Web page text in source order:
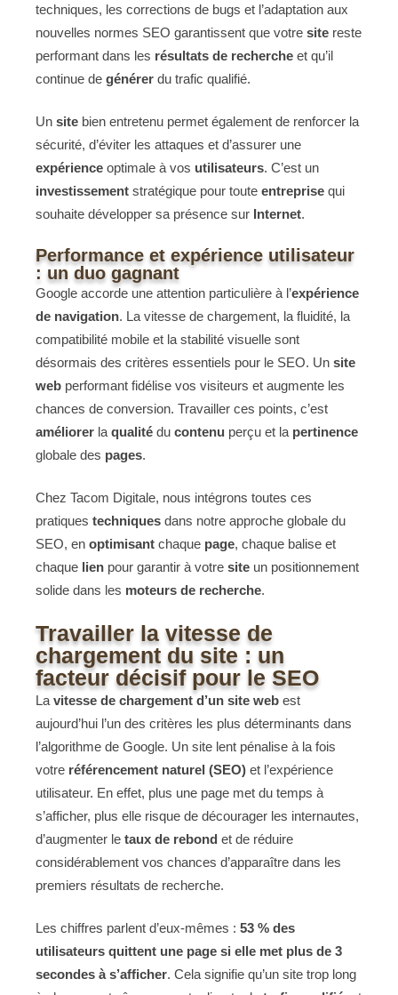
techniques, les corrections de bugs et l’adaptation aux
nouvelles normes SEO garantissent que votre site reste
performant dans les résultats de recherche et qu’il
continue de générer du trafic qualifié.
Un site bien entretenu permet également de renforcer la
sécurité, d’éviter les attaques et d’assurer une
expérience optimale à vos utilisateurs. C’est un
investissement stratégique pour toute entreprise qui
souhaite développer sa présence sur Internet.
Performance et expérience utilisateur
: un duo gagnant
Google accorde une attention particulière à l’expérience
de navigation. La vitesse de chargement, la fluidité, la
compatibilité mobile et la stabilité visuelle sont
désormais des critères essentiels pour le SEO. Un site
web performant fidélise vos visiteurs et augmente les
chances de conversion. Travailler ces points, c’est
améliorer la qualité du contenu perçu et la pertinence
globale des pages.
Chez Tacom Digitale, nous intégrons toutes ces
pratiques techniques dans notre approche globale du
SEO, en optimisant chaque page, chaque balise et
chaque lien pour garantir à votre site un positionnement
solide dans les moteurs de recherche.
Travailler la vitesse de
chargement du site : un
facteur décisif pour le SEO
La vitesse de chargement d’un site web est
aujourd’hui l’un des critères les plus déterminants dans
l’algorithme de Google. Un site lent pénalise à la fois
votre référencement naturel (SEO) et l’expérience
utilisateur. En effet, plus une page met du temps à
s’afficher, plus elle risque de décourager les internautes,
d’augmenter le taux de rebond et de réduire
considérablement vos chances d’apparaître dans les
premiers résultats de recherche.
Les chiffres parlent d’eux-mêmes : 53 % des
utilisateurs quittent une page si elle met plus de 3
secondes à s’afficher. Cela signifie qu’un site trop long